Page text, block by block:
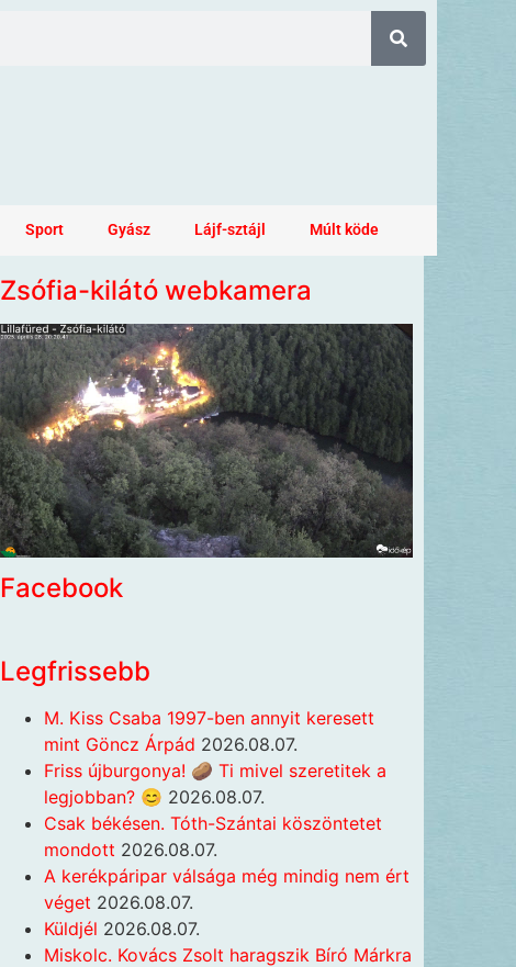
Sport Gyász Lájf-sztájl Múlt köde
Zsófia-kilátó webkamera
Facebook
Legfrissebb
M. Kiss Csaba 1997-ben annyit keresett
mint Göncz Árpád 2026.08.07.
Friss újburgonya! 🥔 Ti mivel szeretitek a
legjobban? 😊 2026.08.07.
Csak békésen. Tóth-Szántai köszöntetet
mondott 2026.08.07.
A kerékpáripar válsága még mindig nem ért
véget 2026.08.07.
Küldjél 2026.08.07.
Miskolc. Kovács Zsolt haragszik Bíró Márkra